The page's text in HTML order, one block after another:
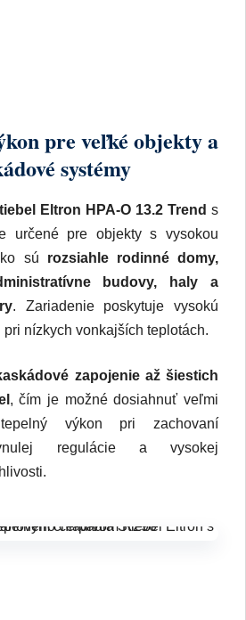
pre veľké objekty a
systémy
Eltron HPA-O 13.2 Trend s
určené pre objekty s vysokou
sú rozsiahle rodinné domy,
budovy, haly a
. Zariadenie poskytuje vysokú
nízkych vonkajších teplotách.
zapojenie až šiestich
, čím je možné dosiahnuť veľmi
výkon pri zachovaní
regulácie a vysokej